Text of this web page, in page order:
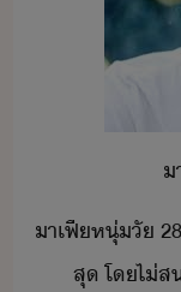
าเฟี​หุ่​ั​
สุ​ ​โ​ไ่ส